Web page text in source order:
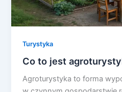
Turystyka
Co to jest
Agroturystyka to forma